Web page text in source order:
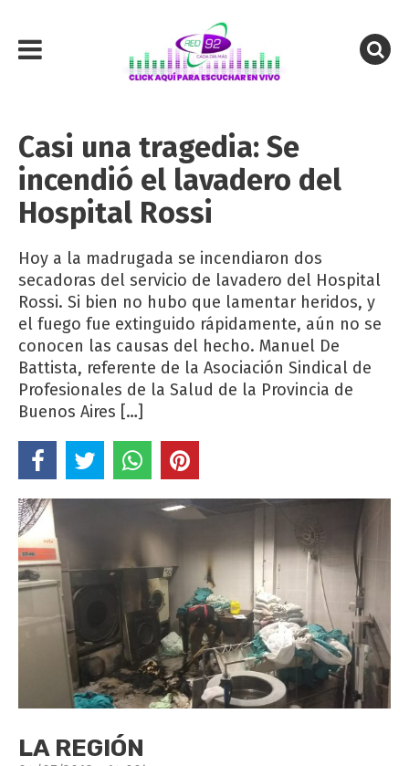
Casi una tragedia: Se
incendió el lavadero del
Hospital Rossi
Hoy a la madrugada se incendiaron dos
secadoras del servicio de lavadero del Hospital
Rossi. Si bien no hubo que lamentar heridos, y
el fuego fue extinguido rápidamente, aún no se
conocen las causas del hecho. Manuel De
Battista, referente de la Asociación Sindical de
Profesionales de la Salud de la Provincia de
Buenos Aires […]
LA REGIÓN